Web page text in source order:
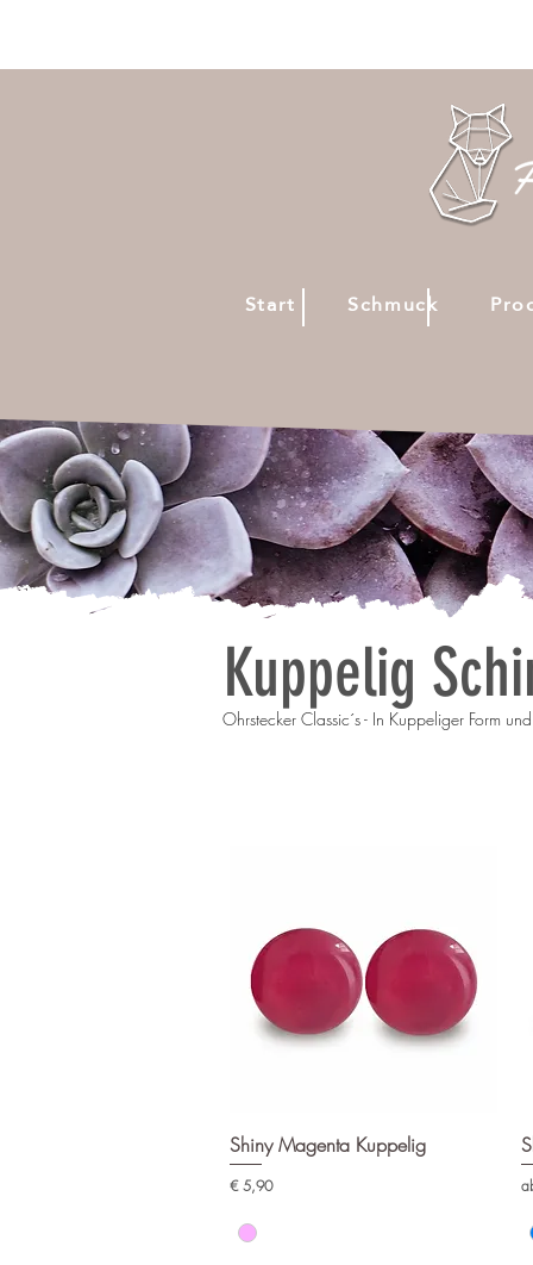
Start Schmuck
Kuppelig
Ohrstecker Classic´s - In Kuppeliger Form
Schnellansicht
Shiny Magenta Kuppelig
Preis
€ 5,90